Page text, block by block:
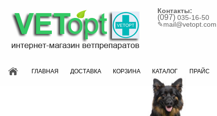
Контакты:
(097) 035-16-50
✎mail@vetopt.com
ГЛАВНАЯ ДОСТАВКА КОРЗИНА КАТАЛОГ ПРАЙС